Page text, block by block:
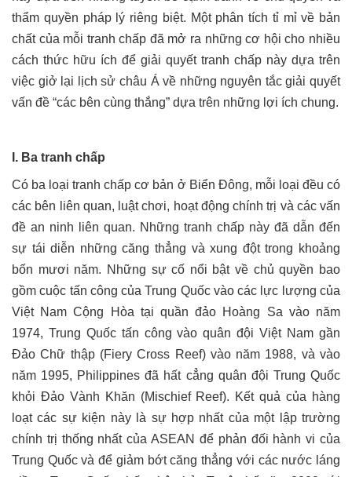
thẩm quyền pháp lý riêng biệt. Một phân tích tỉ mỉ về bản
chất của mỗi tranh chấp đã mở ra những cơ hội cho nhiều
cách thức hữu ích để giải quyết tranh chấp này dựa trên
việc giở lại lịch sử châu Á về những nguyên tắc giải quyết
vấn đề “các bên cùng thắng” dựa trên những lợi ích chung.
I. Ba tranh chấp
Có ba loại tranh chấp cơ bản ở Biển Đông, mỗi loại đều có
các bên liên quan, luật chơi, hoạt động chính trị và các vấn
đề an ninh liên quan. Những tranh chấp này đã dẫn đến
sự tái diễn những căng thẳng và xung đột trong khoảng
bốn mươi năm. Những sự cố nổi bật về chủ quyền bao
gồm cuộc tấn công của Trung Quốc vào các lực lượng của
Việt Nam Cộng Hòa tại quần đảo Hoàng Sa vào năm
1974, Trung Quốc tấn công vào quân đội Việt Nam gần
Đảo Chữ thập (Fiery Cross Reef) vào năm 1988, và vào
năm 1995, Philippines đã hất cẳng quân đội Trung Quốc
khỏi Đảo Vành Khăn (Mischief Reef). Kết quả của hàng
loạt các sự kiện này là sự hợp nhất của một lập trường
chính trị thống nhất của ASEAN để phản đối hành vi của
Trung Quốc và để giảm bớt căng thẳng với các nước láng